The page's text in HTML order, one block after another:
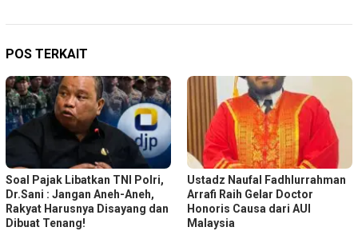
POS TERKAIT
Soal Pajak Libatkan TNI Polri,
Dr.Sani : Jangan Aneh-Aneh,
Rakyat Harusnya Disayang dan
Dibuat Tenang!
Ustadz Naufal Fadhlurrahman
Arrafi Raih Gelar Doctor
Honoris Causa dari AUI
Malaysia